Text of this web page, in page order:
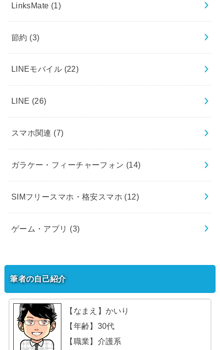
LinksMate (1)
節約 (3)
LINEモバイル (22)
LINE (26)
スマホ関連 (7)
ガラケー・フィーチャーフォン (14)
SIMフリースマホ・格安スマホ (12)
ゲーム・アプリ (3)
筆者の自己紹介
【なまえ】かいり
【年齢】30代
【職業】介護系